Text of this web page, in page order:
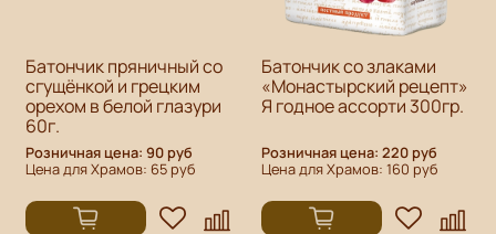
Батончик пряничный со
сгущёнкой и грецким
орехом в белой глазури
60г.
Розничная цена: 90 руб
Цена для Храмов: 65 руб
Батончик со злаками
«Монастырский рецепт»
Я годное ассорти 300гр.
Розничная цена: 220 руб
Цена для Храмов: 160 руб